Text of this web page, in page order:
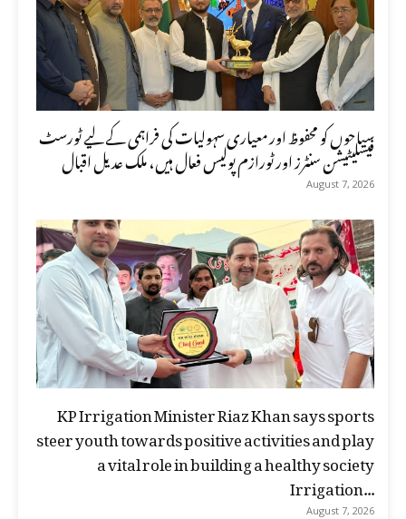
سیاحوں کو محفوظ اور معیاری سہولیات کی فراہمی کے لیے ٹورسٹ
فیسلیٹیشن سنٹرز اور ٹورازم پولیس فعال ہیں، ملک عدیل اقبال
August 7, 2026
KP Irrigation Minister Riaz Khan says sports
steer youth towards positive activities and play
a vital role in building a healthy society
Irrigation...
August 7, 2026